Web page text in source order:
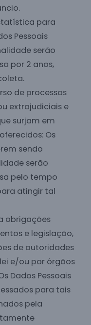
para
Pessoais
serão
por 2 anos,
de processos
extrajudiciais e
surjam em
Os
sendo
serão
pelo tempo
atingir tal
obrigações
e legislação,
de autoridades
e/ou por órgãos
Dados Pessoais
para tais
pela